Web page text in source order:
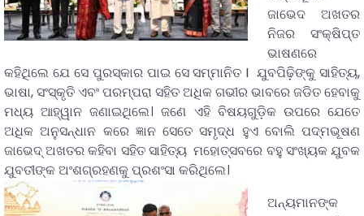
ଜାଭେଦ ଅଖତର
ନିଜର ସଂକ୍ଷିପ୍ତ
ଭାଷଣରେ
କହିଥିଲେ ଯେ ସେ ପୁରସ୍କାର ପାଇ ସେ ସମ୍ମାନିତ I ଯୁବପିଢ଼ିଙ୍କୁ ସାହିତ୍ୟ,
ଭାଷା, ସଂସ୍କୃତି ଏବଂ ପରମ୍ପରା ସହିତ ଅଧିକ ଗଭୀର ଭାବରେ ଜଡିତ ହେବାକୁ
ମଧ୍ୟ ଆହ୍ୱାନ ଜଣାଇଥିଲେ। ଜଣେ ଏହି ବିଷୟଗୁଡ଼ିକ ଉପରେ ଯେତେ
ଅଧିକ ଅନୁସନ୍ଧାନ କରେ ଜ୍ଞାନ ସେତେ ସମୃଦ୍ଧ ହୁଏ ବୋଲି ପଦ୍ମଭୂଷଣ
ଜାଭେଦ୍ ଅଖତର କହିବା ସହିତ ସାହିତ୍ୟ ମହୋତ୍ସବରେ ବହୁ ସଂଖ୍ୟକ ଯୁବକ
ଯୁବତୀଙ୍କ ଅଂଶଗ୍ରହଣକୁ ପ୍ରଶଂସା କରିଥିଲେ।
ଅନ୍ୟମାନଙ୍କ